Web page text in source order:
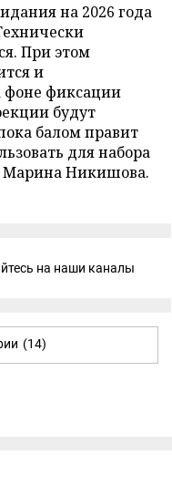
на 2026 года
При этом
и
фиксации
будут
балом правит
для набора
Марина Никишова.
на наши каналы
(14)